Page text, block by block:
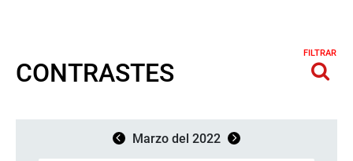
CONTRASTES
FILTRAR
Marzo del 2022